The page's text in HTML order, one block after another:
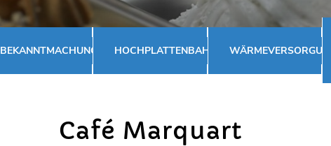
BEKANNTMACHUNGEN HOCHPLATTENBAHN WÄRMEVERSORGUNG
Café Marquart